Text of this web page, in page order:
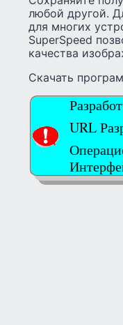
любой другой.
для многих
SuperSpeed
качества
Скачать
URL